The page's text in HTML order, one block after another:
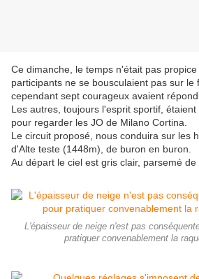
Ce dimanche, le temps n'était pas
participants ne se bousculaient pas sur le
cependant sept courageux avaient
Les autres, toujours l'esprit sportif, étaient
pour regarder les JO de Milano Cortina.
Le circuit proposé, nous conduira sur les
d'Alte teste (1448m), de buron en buron.
Au départ le ciel est gris clair, parsemé de
L'épaisseur de neige n'est pas
pratiquer convenablement la